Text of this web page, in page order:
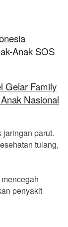
Anak SOS
Gelar Family
Nasional
jaringan parut.
tulang,
penyakit